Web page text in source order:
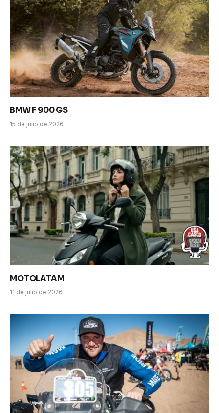
BMW F 900 GS
15 de julio de 2026
MOTOLATAM
11 de julio de 2026